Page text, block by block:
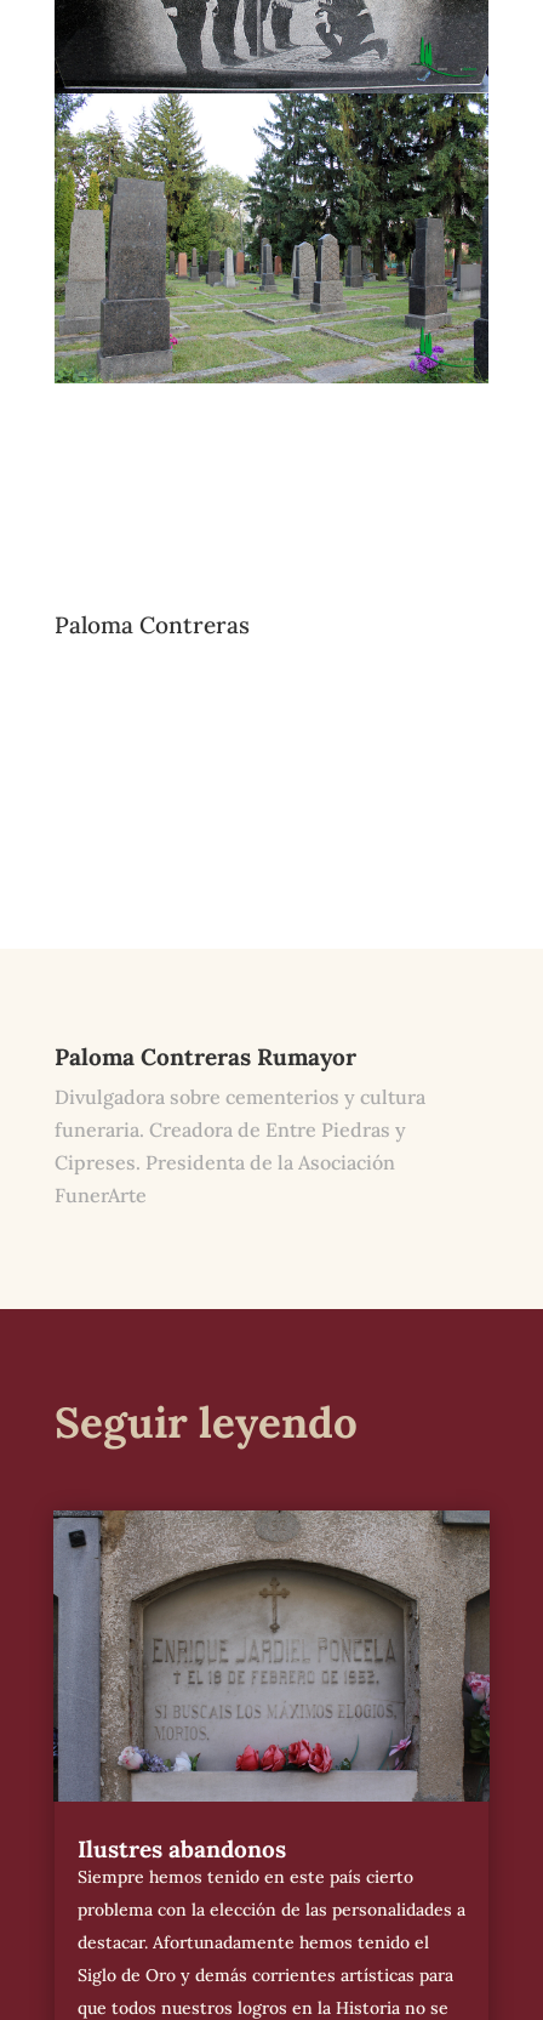
Paloma Contreras
Paloma Contreras Rumayor
Divulgadora sobre cementerios y cultura
funeraria. Creadora de Entre Piedras y
Cipreses. Presidenta de la Asociación
FunerArte
Seguir leyendo
Ilustres abandonos
Siempre hemos tenido en este país cierto
problema con la elección de las personalidades a
destacar. Afortunadamente hemos tenido el
Siglo de Oro y demás corrientes artísticas para
que todos nuestros logros en la Historia no se